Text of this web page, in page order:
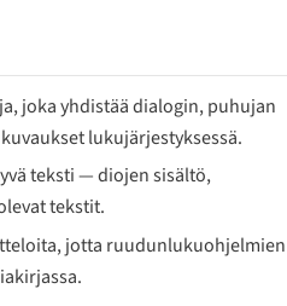
joka yhdistää dialogin, puhujan
lukujärjestyksessä.
teksti — diojen sisältö,
tekstit.
jotta ruudunlukuohjelmien